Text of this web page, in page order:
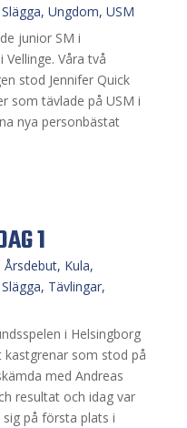
Slägga, Ungdom, USM
junior SM i
Våra två
stod Jennifer Quick
som tävlade på USM i
nya personbästat
1
Årsdebut, Kula,
Slägga, Tävlingar,
i Helsingborg
kastgrenar som stod på
med Andreas
resultat och idag var
på första plats i